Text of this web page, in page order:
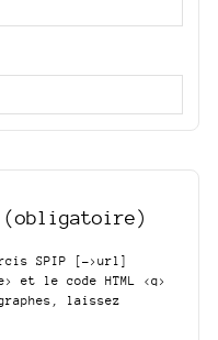
(obligatoire)
SPIP
[->url]
et le code HTML <q>
laissez